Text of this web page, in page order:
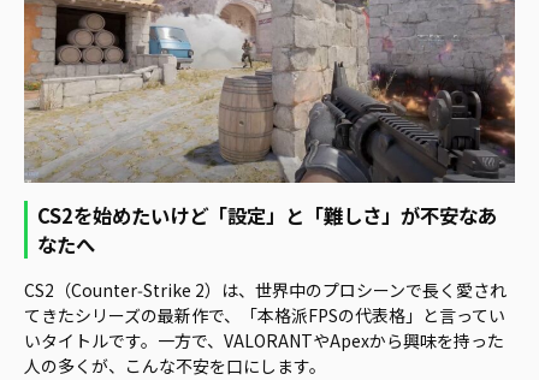
CS2を始めたいけど「設定」と「難しさ」が不安なあ
なたへ
CS2（Counter‑Strike 2）は、世界中のプロシーンで長く愛され
てきたシリーズの最新作で、「本格派FPSの代表格」と言ってい
いタイトルです。一方で、VALORANTやApexから興味を持った
人の多くが、こんな不安を口にします。